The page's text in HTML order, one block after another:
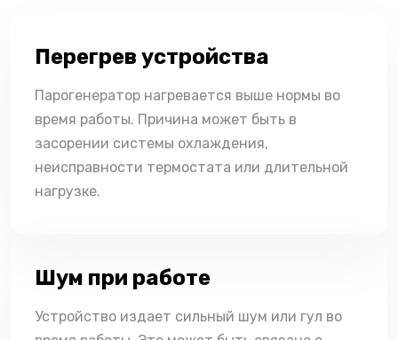
Перегрев устройства
Парогенератор нагревается выше нормы во
время работы. Причина может быть в
засорении системы охлаждения,
неисправности термостата или длительной
нагрузке.
Шум при работе
Устройство издает сильный шум или гул во